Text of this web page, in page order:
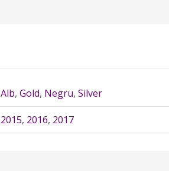
Alb, Gold, Negru, Silver
2015, 2016, 2017